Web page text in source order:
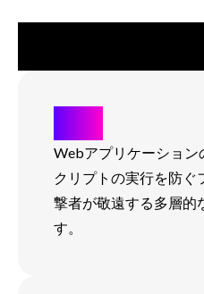
Webアプリケーション
クリプトの実行を防ぐ
撃者が敬遠する多層的
す。